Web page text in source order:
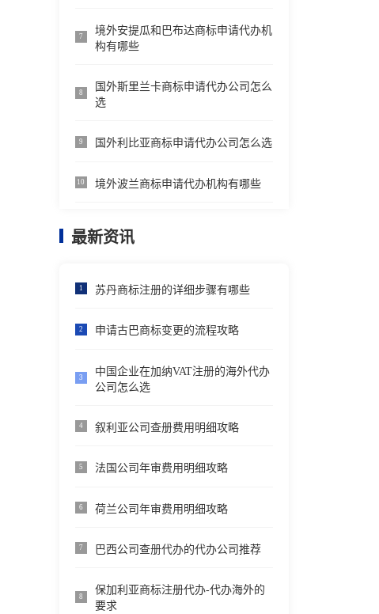
7
境外安提瓜和巴布达商标申请代办机
构有哪些
8
国外斯里兰卡商标申请代办公司怎么
选
9 国外利比亚商标申请代办公司怎么选
10 境外波兰商标申请代办机构有哪些
最新资讯
1 苏丹商标注册的详细步骤有哪些
2 申请古巴商标变更的流程攻略
3
中国企业在加纳VAT注册的海外代办
公司怎么选
4 叙利亚公司查册费用明细攻略
5 法国公司年审费用明细攻略
6 荷兰公司年审费用明细攻略
7 巴西公司查册代办的代办公司推荐
8
保加利亚商标注册代办-代办海外的
要求